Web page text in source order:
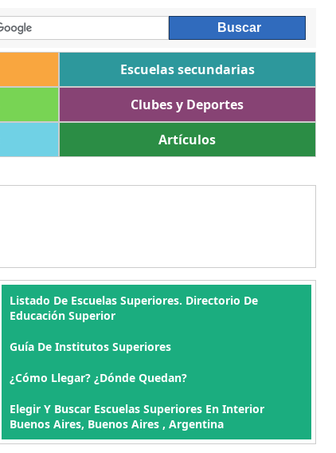
Escuelas secundarias
Clubes y Deportes
Artículos
Listado De Escuelas Superiores. Directorio De
Educación Superior
Guía De Institutos Superiores
¿Cómo Llegar? ¿Dónde Quedan?
Elegir Y Buscar Escuelas Superiores En Interior
Buenos Aires, Buenos Aires , Argentina